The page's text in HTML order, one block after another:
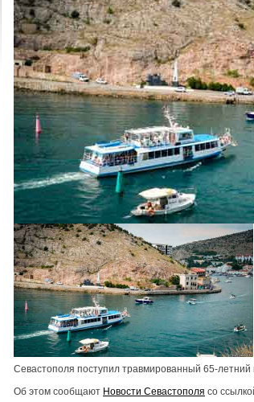
Севастополя поступил травмированный 65-летний
Об этом сообщают Новости Севастополя со